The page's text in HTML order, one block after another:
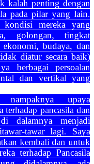
kalah penting dengan
pada pilar yang lain.
kondisi mereka yang
golongan, tingkat
budaya, dan
diatur secara baik)
berbagai persoalan
dan vertikal yang
upaya
terhadap pancasila dan
dalamnya menjadi
tawar lagi. Saya
kembali dan untuk
terhadap Pancasila